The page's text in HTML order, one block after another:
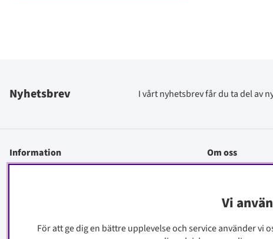
Nyhetsbrev I vårt nyhetsbrev får du ta del av
Information
Cookiepolicy
Om oss
Vi
För att ge dig en bättre upplevelse och service använder vi